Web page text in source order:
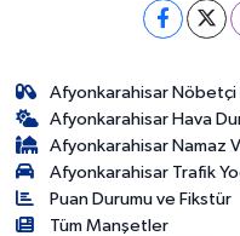
Afyonkarahisar Nöbetçi
Afyonkarahisar Hava
Afyonkarahisar Namaz
Afyonkarahisar Trafik
Puan Durumu ve Fikstür
Tüm Manşetler